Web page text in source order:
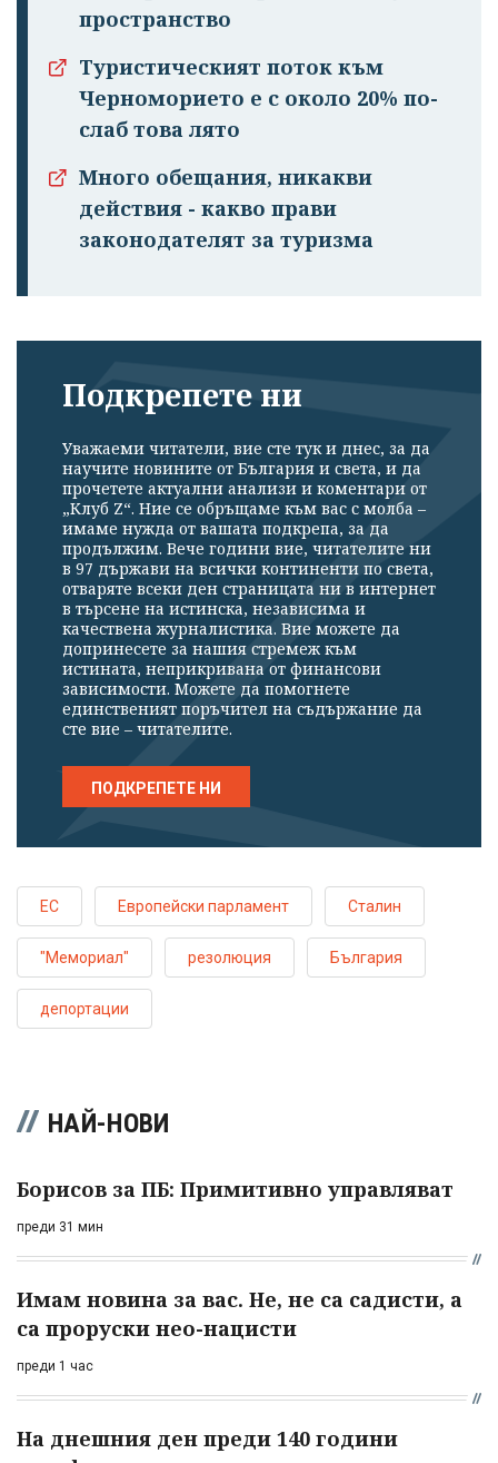
пространство
Туристическият поток към
Черноморието е с около 20% по-
слаб това лято
Много обещания, никакви
действия - какво прави
законодателят за туризма
Подкрепете ни
Уважаеми читатели, вие сте тук и днес, за да
научите новините от България и света, и да
прочетете актуални анализи и коментари от
„Клуб Z“. Ние се обръщаме към вас с молба –
имаме нужда от вашата подкрепа, за да
продължим. Вече години вие, читателите ни
в 97 държави на всички континенти по света,
отваряте всеки ден страницата ни в интернет
в търсене на истинска, независима и
качествена журналистика. Вие можете да
допринесете за нашия стремеж към
истината, неприкривана от финансови
зависимости. Можете да помогнете
единственият поръчител на съдържание да
сте вие – читателите.
ПОДКРЕПЕТЕ НИ
ЕС Европейски парламент Сталин
"Мемориал" резолюция България
депортации
НАЙ-НОВИ
Борисов за ПБ: Примитивно управляват
преди 31 мин
Имам новина за вас. Не, не са садисти, а
са проруски нео-нацисти
преди 1 час
На днешния ден преди 140 години